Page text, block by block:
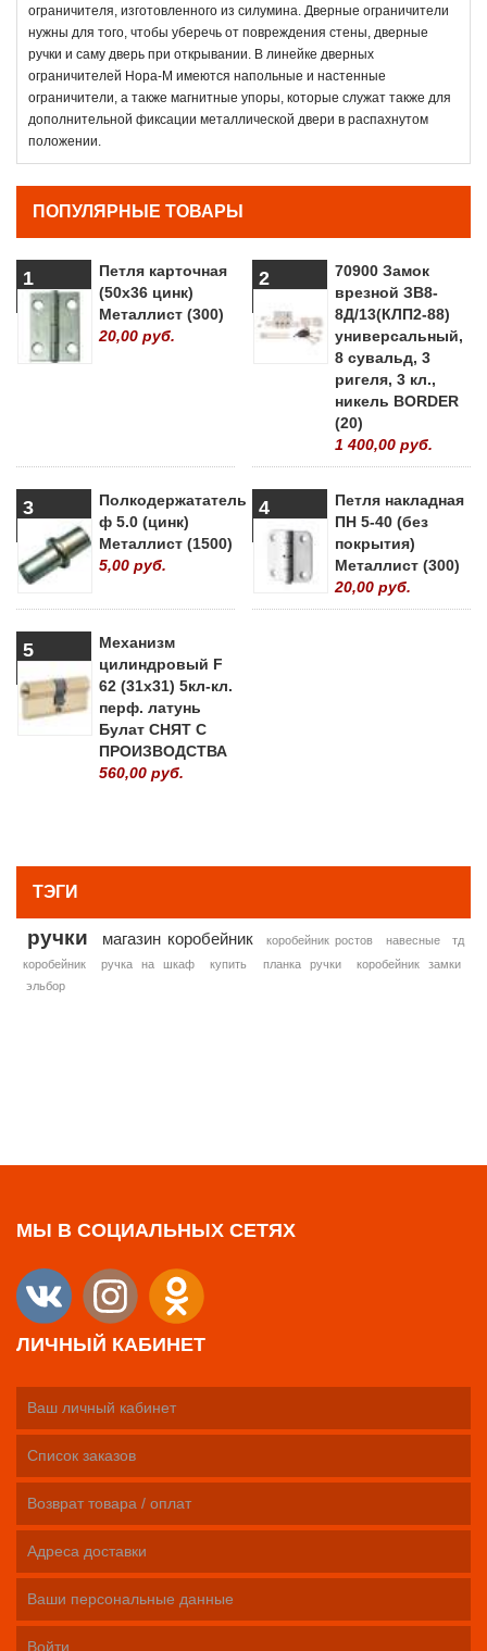
ограничителя, изготовленного из силумина. Дверные ограничители
нужны для того, чтобы уберечь от повреждения стены, дверные
ручки и саму дверь при открывании. В линейке дверных
ограничителей Нора-М имеются напольные и настенные
ограничители, а также магнитные упоры, которые служат также для
дополнительной фиксации металлической двери в распахнутом
положении.
ПОПУЛЯРНЫЕ ТОВАРЫ
1
Петля карточная
(50х36 цинк)
Металлист (300)
20,00 руб.
2
70900 Замок
врезной ЗВ8-
8Д/13(КЛП2-88)
универсальный,
8 сувальд, 3
ригеля, 3 кл.,
никель BORDER
(20)
1 400,00 руб.
3
Полкодержататель
ф 5.0 (цинк)
Металлист (1500)
5,00 руб.
4
Петля накладная
ПН 5-40 (без
покрытия)
Металлист (300)
20,00 руб.
5
Механизм
цилиндровый F
62 (31х31) 5кл-кл.
перф. латунь
Булат СНЯТ С
ПРОИЗВОДСТВА
560,00 руб.
ТЭГИ
ручки магазин коробейник коробейник ростов навесные
тд
коробейник
ручка на шкаф купить планка ручки
коробейник замки
эльбор
МЫ В СОЦИАЛЬНЫХ СЕТЯХ
ЛИЧНЫЙ КАБИНЕТ
Ваш личный кабинет
Список заказов
Возврат товара / оплат
Адреса доставки
Ваши персональные данные
Войти